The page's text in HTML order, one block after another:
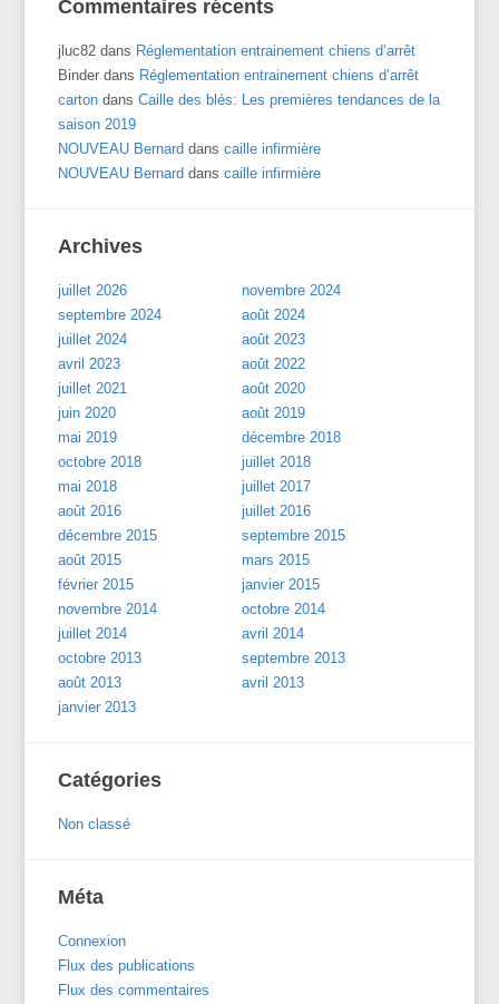
Commentaires récents
jluc82 dans Réglementation entrainement chiens d’arrêt
Binder dans Réglementation entrainement chiens d’arrêt
carton dansCaille des blés: Les premières tendances de la
saison 2019
NOUVEAU Bernard danscaille infirmière
NOUVEAU Bernard danscaille infirmière
Archives
juillet 2026
novembre 2024
septembre 2024
août 2024
juillet 2024
août 2023
avril 2023
août 2022
juillet 2021
août 2020
juin 2020
août 2019
mai 2019
décembre 2018
octobre 2018
juillet 2018
mai 2018
juillet 2017
août 2016
juillet 2016
décembre 2015
septembre 2015
août 2015
mars 2015
février 2015
janvier 2015
novembre 2014
octobre 2014
juillet 2014
avril 2014
octobre 2013
septembre 2013
août 2013
avril 2013
janvier 2013
Catégories
Non classé
Méta
Connexion
Flux des publications
Flux des commentaires